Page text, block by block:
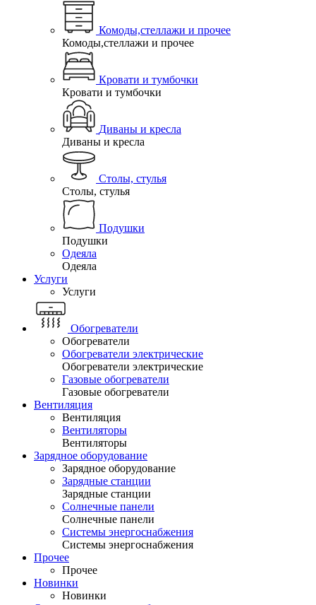
Комоды,стеллажи и прочее
Комоды,стеллажи и прочее
Кровати и тумбочки
Кровати и тумбочки
Диваны и кресла
Диваны и кресла
Столы, стулья
Столы, стулья
Подушки
Подушки
Одеяла
Одеяла
Услуги
Услуги
Обогреватели
Обогреватели
Обогреватели электрические
Обогреватели электрические
Газовые обогреватели
Газовые обогреватели
Вентиляция
Вентиляция
Вентиляторы
Вентиляторы
Зарядное оборудование
Зарядное оборудование
Зарядные станции
Зарядные станции
Солнечные панели
Солнечные панели
Системы энергоснабжения
Системы энергоснабжения
Прочее
Прочее
Новинки
Новинки